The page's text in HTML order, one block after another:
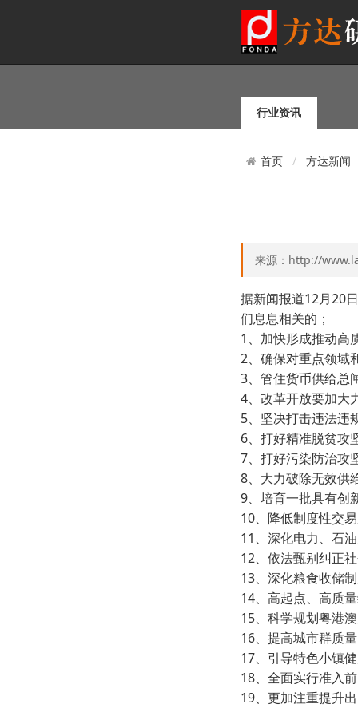
行业资讯
首页 方达新闻
来源：http://
据新闻报道12月20
们息息相关的；
1、加快形成推动高
2、确保对重点领域
3、管住货币供给总
4、改革开放要加大
5、坚决打击违法违
6、打好精准脱贫攻
7、打好污染防治攻
8、大力破除无效供
9、培育一批具有创
10、降低制度性交
11、深化电力、石
12、依法甄别纠正
13、深化粮食收储
14、高起点、高质
15、科学规划粤港
16、提高城市群质
17、引导特色小镇
18、全面实行准入
19、更加注重提升